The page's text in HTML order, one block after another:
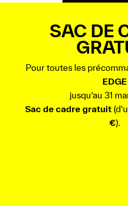
SAC DE
Pour toutes les
EDGE
jusqu’au 31
Sac de cadre gratuit
€).